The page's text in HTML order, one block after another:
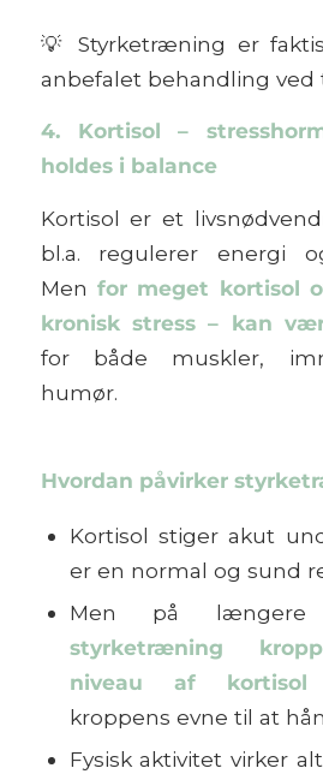
💡
Styrketræning er
anbefalet behandling ved
4. Kortisol –
holdes i balance
Kortisol er et
bl.a. regulerer energi
Men for meget kortisol
kronisk stress – kan
for både muskler,
humør.
Hvordan påvirker
Kortisol stiger akut
er en normal og sund
Men på
styrketræning
niveau af kortisol
kroppens evne til at
Fysisk aktivitet virker